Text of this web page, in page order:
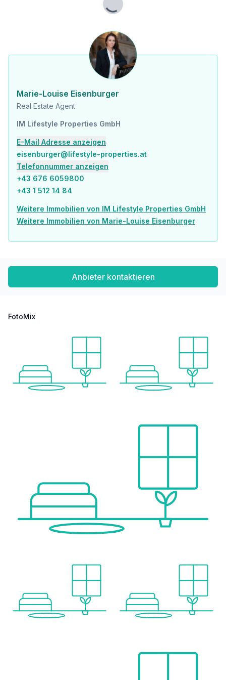
Angaben Entfernung Luftlinie / Quelle: OpenStreetMap
Lade...
Marie-Louise Eisenburger
Real Estate Agent
IM Lifestyle Properties GmbH
E-Mail Adresse anzeigen
eisenburger@lifestyle-properties.at
Telefonnummer anzeigen
+43 676 6059800
+43 1 512 14 84
Weitere Immobilien von IM Lifestyle Properties GmbH
Weitere Immobilien von Marie-Louise Eisenburger
Anbieter kontaktieren
FotoMix